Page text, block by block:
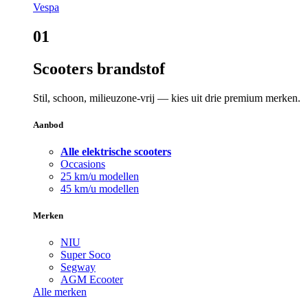
Vespa
01
Scooters brandstof
Stil, schoon, milieuzone-vrij — kies uit drie premium merken.
Aanbod
Alle elektrische scooters
Occasions
25 km/u modellen
45 km/u modellen
Merken
NIU
Super Soco
Segway
AGM Ecooter
Alle merken